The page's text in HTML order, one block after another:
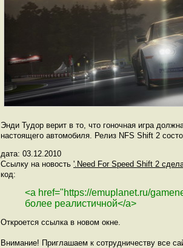
Энди Тудор верит в то, что гоночная игра
настоящего автомобиля. Релиз NFS Shift 2
дата: 03.12.2010
Ссылку на новость '.Need For Speed Shift 2
код:
<a href="https://emuplanet.ru/
более реалистичной</a>
Откроется ссылка в новом окне.
Внимание! Приглашаем к сотрудничеству все